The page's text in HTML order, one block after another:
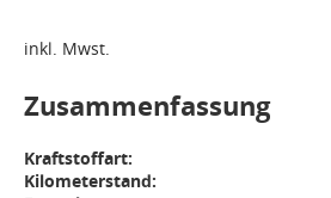
inkl. Mwst.
Zusammenfassung
Kraftstoffart:
Kilometerstand: